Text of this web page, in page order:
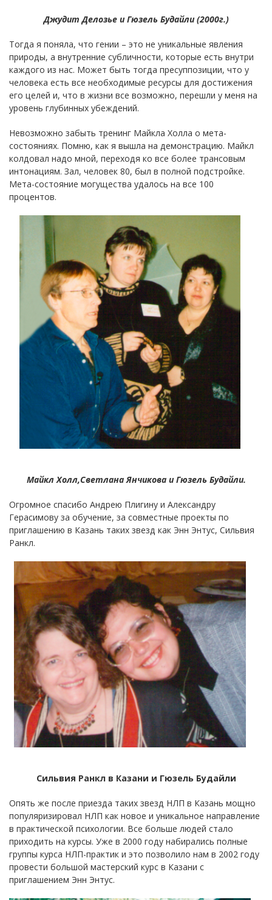
Джудит Делозье и Гюзель Будайли (2000г.)
Тогда я поняла, что гении – это не уникальные явления
природы, а внутренние субличности, которые есть внутри
каждого из нас. Может быть тогда пресуппозиции, что у
человека есть все необходимые ресурсы для достижения
его целей и, что в жизни все возможно, перешли у меня на
уровень глубинных убеждений.
Невозможно забыть тренинг Майкла Холла о мета-
состояниях. Помню, как я вышла на демонстрацию. Майкл
колдовал надо мной, переходя ко все более трансовым
интонациям. Зал, человек 80, был в полной подстройке.
Мета-состояние могущества удалось на все 100
процентов.
Майкл Холл,Светлана Янчикова и Гюзель Будайли.
Огромное спасибо Андрею Плигину и Александру
Герасимову за обучение, за совместные проекты по
приглашению в Казань таких звезд как Энн Энтус, Сильвия
Ранкл.
Сильвия Ранкл в Казани и Гюзель Будайли
Опять же после приезда таких звезд НЛП в Казань мощно
популяризировал НЛП как новое и уникальное направление
в практической психологии. Все больше людей стало
приходить на курсы. Уже в 2000 году набирались полные
группы курса НЛП-практик и это позволило нам в 2002 году
провести большой мастерский курс в Казани с
приглашением Энн Энтус.